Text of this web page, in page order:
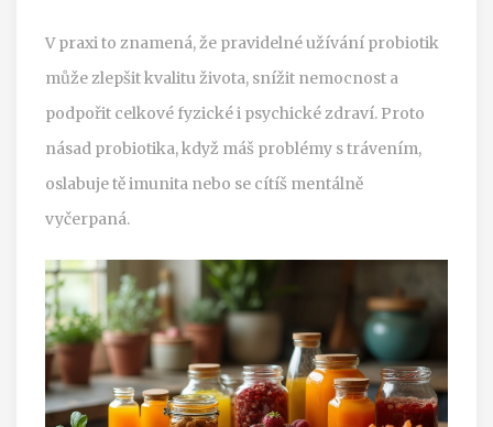
V praxi to znamená, že pravidelné užívání probiotik
může zlepšit kvalitu života, snížit nemocnost a
podpořit celkové fyzické i psychické zdraví. Proto
násad probiotika, když máš problémy s trávením,
oslabuje tě imunita nebo se cítíš mentálně
vyčerpaná.